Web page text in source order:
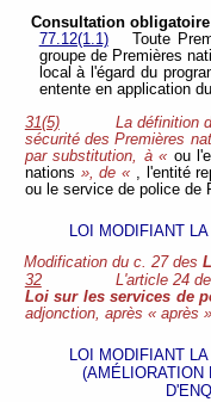
Consultation obligatoire
77.12(1.1)
Toute
groupe de Premières
local à l'égard du
entente en application
31(5)
La définition
sécurité des Premières
par substitution, à « ou
nations », de «
, l'entité
ou le service de police de
LOI MODIFIANT
Modification du c. 27 des
32
L'article 24
Loi sur les services de
adjonction, après « après
LOI MODIFIANT
(AMÉLIORATION